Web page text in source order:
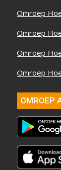
Omroep
Omroep
Omroep
Omroep
OMROEP